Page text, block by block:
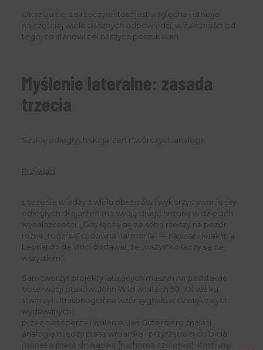
Okazuje się, że rzeczywistość jest względna i istnieje
najczęściej wiele słusznych odpowiedzi, w zależności od
tego, co stanowi cel naszych poszukiwań.
Myślenie lateralne: zasada
trzecia
Szukaj odległych skojarzeń i twórczych analogii.
Przykład
Łączenie wiedzy z wielu obszarów i wykorzystywanie siły
odległych skojarzeń ma swoją długą historię w dziejach
wynalazczości. „Gdy łączą się ze sobą rzeczy na pozór
różne, rodzi się cudowna harmonia” — napisał Heraklit, a
Leonardo da Vinci dodawał, że „wszystko łączy się ze
wszystkim”.
Sam tworzył projekty latających maszyn na podstawie
obserwacji ptaków. John Wild w latach 50. XX wieku
stworzył ultrasonograf na wzór sygnałów dźwiękowych
wydawanych
przez nietoperze i walenie. Jan Gutenberg znalazł
analogię między prasą winiarską i przyrządem do bicia
monet a prasą drukarską (ruchomą czcionką). Kostiumy